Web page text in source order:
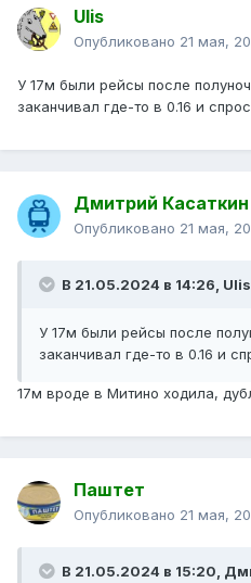
Ulis
Опубликовано 21 мая,
У 17м были рейсы после
заканчивал где-то в 0.16 и
Дмитрий Касаткин
Опубликовано 21 мая,
В 21.05.2024 в 14:26, Ulis
У 17м были рейсы после
заканчивал где-то в 0.16 и
17м вроде в Митино ходила,
Паштет
Опубликовано 21 мая,
В 21.05.2024 в 15:20,